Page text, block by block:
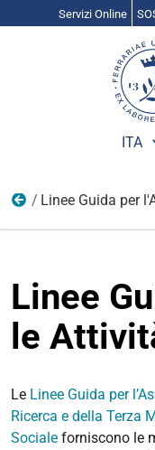
Servizi Online
AQ della Ricerca
Linee Guida per
Linee
le
Le Linee Guida per
Ricerca e della Terza
Sociale forniscono le